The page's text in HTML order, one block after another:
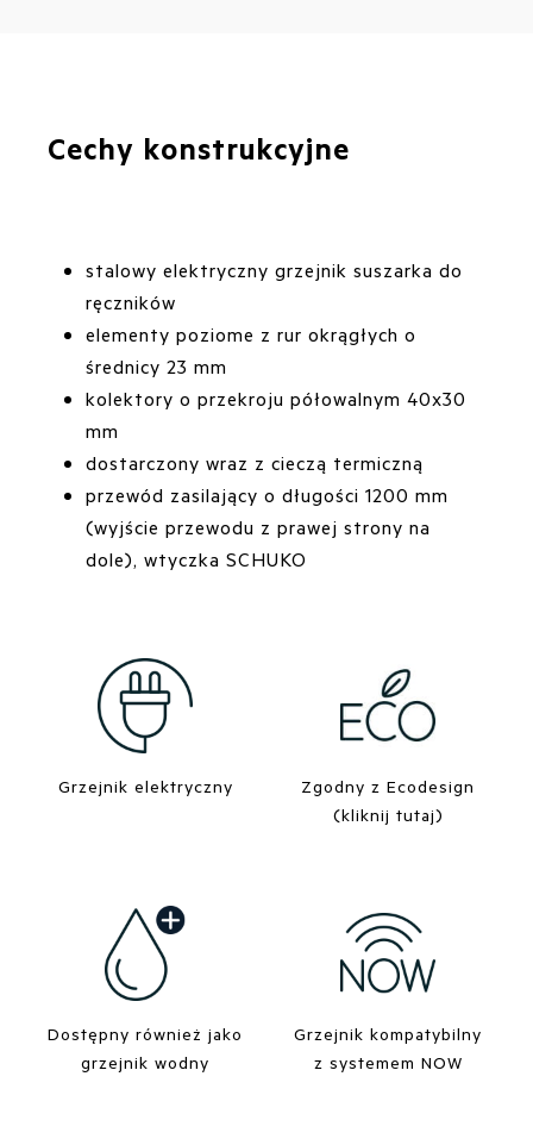
Cechy konstrukcyjne
stalowy elektryczny grzejnik suszarka do
ręczników
elementy poziome z rur okrągłych o
średnicy 23 mm
kolektory o przekroju półowalnym 40x30
mm
dostarczony wraz z cieczą termiczną
przewód zasilający o długości 1200 mm
(wyjście przewodu z prawej strony na
dole), wtyczka SCHUKO
Grzejnik elektryczny
Zgodny z Ecodesign
(kliknij tutaj)
Dostępny również jako
grzejnik wodny
Grzejnik kompatybilny
z systemem NOW